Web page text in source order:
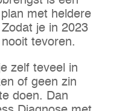
met heldere
je in 2023
tevoren.
zelf teveel in
of geen zin
doen. Dan